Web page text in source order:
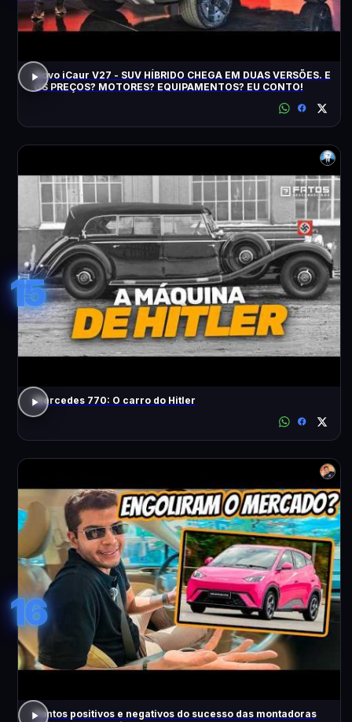
Novo iCaur V27 - SUV HÍBRIDO CHEGA EM DUAS VERSÕES. E
OS PREÇOS? MOTORES? EQUIPAMENTOS? EU CONTO!
15
Mercedes 770: O carro do Hitler
16
Pontos positivos e negativos do sucesso das montadoras